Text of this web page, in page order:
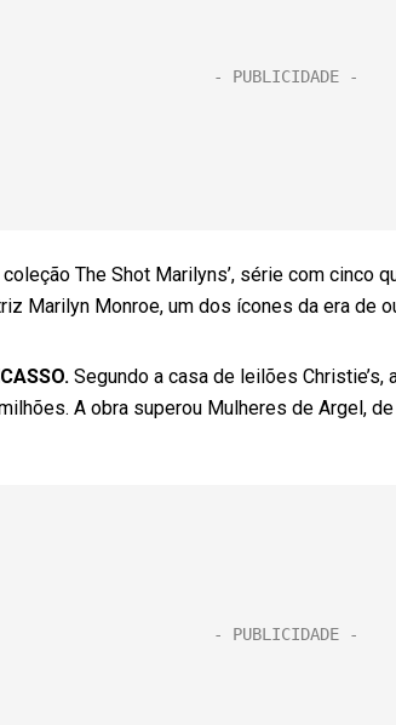
The Shot Marilyns’, série com cinco
Marilyn Monroe, um dos ícones da era de
Segundo a casa de leilões
A obra superou Mulheres de Argel,